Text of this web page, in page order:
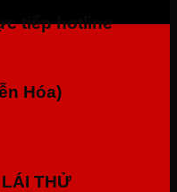
tiếp hotline
Hóa)
THỬ